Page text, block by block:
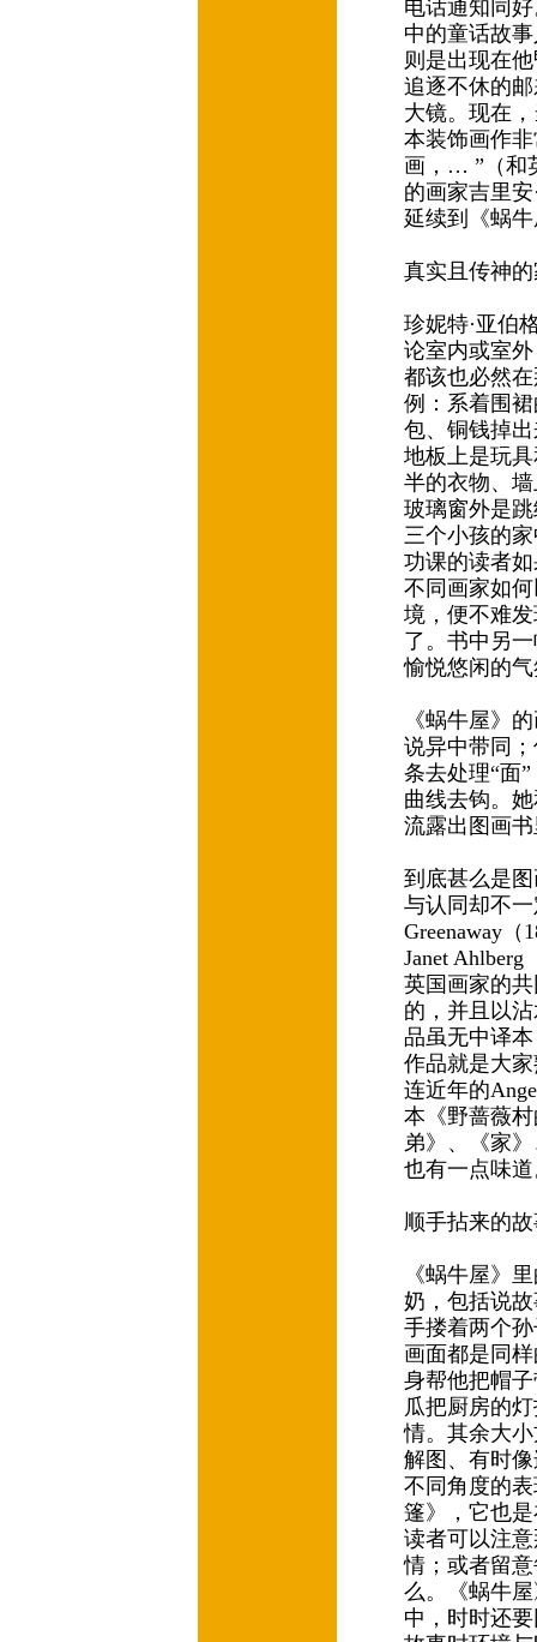
电话通知同
中的童话故
则是出现在
追逐不休的
大镜。现在
本装饰画作
画，… ”（和
的画家吉里
延续到《蜗
真实且传神
珍妮特·亚伯
论室内或室
都该也必然
例：系着围
包、铜钱掉
地板上是玩
半的衣物、
玻璃窗外是
三个小孩的
功课的读者
不同画家如
境，便不难
了。书中另
愉悦悠闲的
《蜗牛屋》
说异中带同
条去处理“面
曲线去钩。
流露出图画
到底甚么是
与认同却不
Greenaway（
Janet
英国画家的
的，并且以
品虽无中译
作品就是大
连近年的
本《野蔷薇
弟》、《家
也有一点味
顺手拈来的
《蜗牛屋》
奶，包括说
手搂着两个
画面都是同
身帮他把帽
瓜把厨房的
情。其余大
解图、有时
不同角度的
篷》，它也
读者可以注
情；或者留
么。《蜗牛
中，时时还